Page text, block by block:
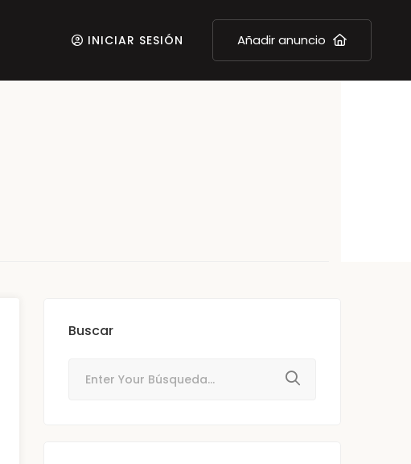
INICIAR SESIÓN Añadir anuncio
Buscar